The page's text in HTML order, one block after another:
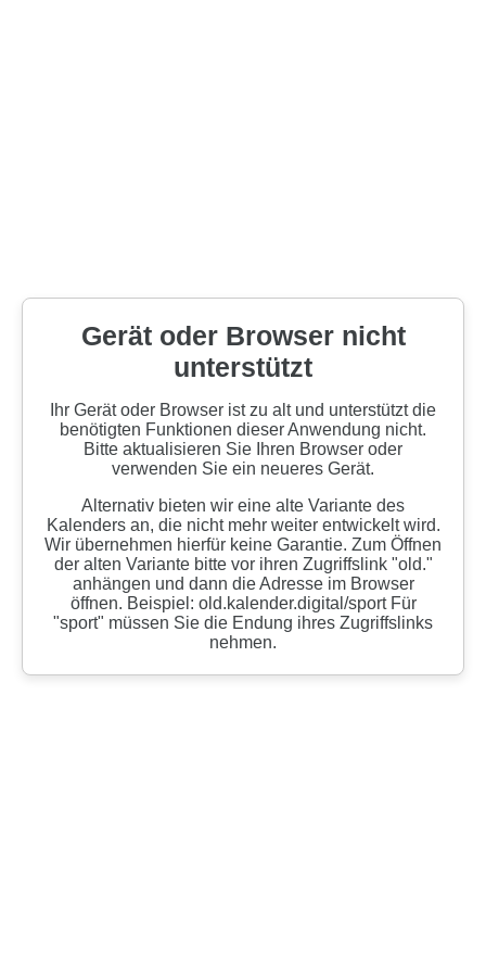
Gerät oder Browser nicht
unterstützt
Ihr Gerät oder Browser ist zu alt und unterstützt die
benötigten Funktionen dieser Anwendung nicht.
Bitte aktualisieren Sie Ihren Browser oder
verwenden Sie ein neueres Gerät.
Alternativ bieten wir eine alte Variante des
Kalenders an, die nicht mehr weiter entwickelt wird.
Wir übernehmen hierfür keine Garantie. Zum Öffnen
der alten Variante bitte vor ihren Zugriffslink "old."
anhängen und dann die Adresse im Browser
öffnen. Beispiel: old.kalender.digital/sport Für
"sport" müssen Sie die Endung ihres Zugriffslinks
nehmen.